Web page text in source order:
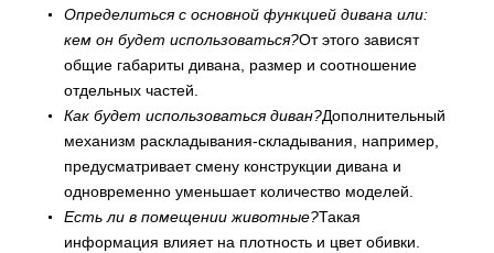
Определиться с основной функцией дивана или:
кем он будет использоваться?От этого зависят
общие габариты дивана, размер и соотношение
отдельных частей.
Как будет использоваться диван?Дополнительный
механизм раскладывания-складывания, например,
предусматривает смену конструкции дивана и
одновременно уменьшает количество моделей.
Есть ли в помещении животные?Такая
информация влияет на плотность и цвет обивки.